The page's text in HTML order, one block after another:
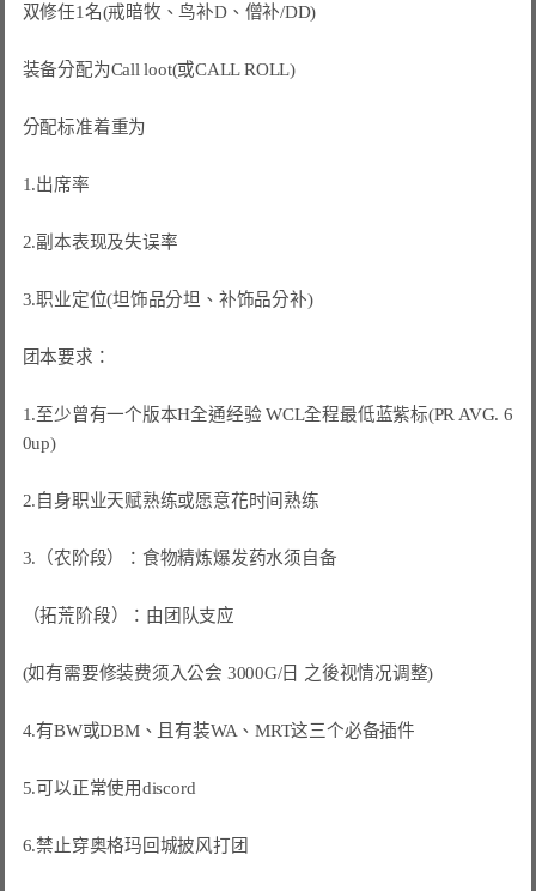
双修任1名(戒暗牧、鸟补D、僧补/DD)
装备分配为Call loot(或CALL ROLL)
分配标准着重为
1.出席率
2.副本表现及失误率
3.职业定位(坦饰品分坦、补饰品分补)
团本要求：
1.至少曾有一个版本H全通经验 WCL全程最低蓝紫标(PR AVG. 6
0up)
2.自身职业天赋熟练或愿意花时间熟练
3.（农阶段）：食物精炼爆发药水须自备
（拓荒阶段）：由团队支应
(如有需要修装费须入公会 3000G/日 之後视情况调整)
4.有BW或DBM、且有装WA、MRT这三个必备插件
5.可以正常使用discord
6.禁止穿奥格玛回城披风打团